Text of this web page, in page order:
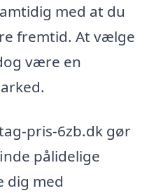
med at du
fremtid. At vælge
være en
pris-6zb.dk gør
pålidelige
dig med